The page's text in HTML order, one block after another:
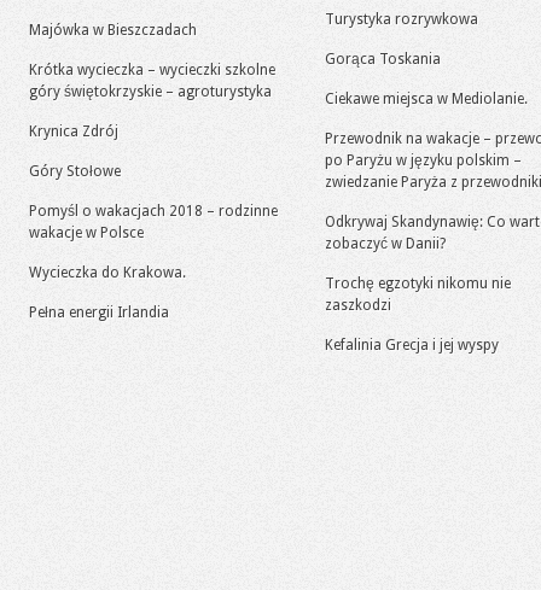
Majówka w Bieszczadach
Krótka wycieczka – wycieczki szkolne
góry świętokrzyskie – agroturystyka
Krynica Zdrój
Góry Stołowe
Pomyśl o wakacjach 2018 – rodzinne
wakacje w Polsce
Wycieczka do Krakowa.
Pełna energii Irlandia
Turystyka rozrywkowa
Gorąca Toskania
Ciekawe miejsca w Mediolanie.
Przewodnik na wakacje –
po Paryżu w języku polskim –
zwiedzanie Paryża z
Odkrywaj Skandynawię: Co
zobaczyć w Danii?
Trochę egzotyki nikomu nie
zaszkodzi
Kefalinia Grecja i jej wyspy